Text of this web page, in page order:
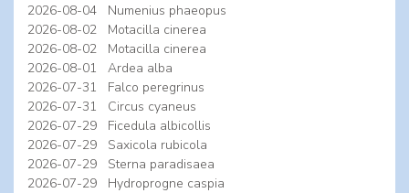
2026-08-04
Numenius phaeopus
2026-08-02
Motacilla cinerea
2026-08-02
Motacilla cinerea
2026-08-01
Ardea alba
2026-07-31
Falco peregrinus
2026-07-31
Circus cyaneus
2026-07-29
Ficedula albicollis
2026-07-29
Saxicola rubicola
2026-07-29
Sterna paradisaea
2026-07-29
Hydroprogne caspia